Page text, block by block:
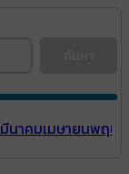
มีนาคมเมษายนพฤษ